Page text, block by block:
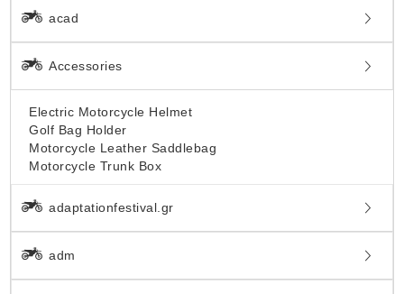
acad
Accessories
Electric Motorcycle Helmet
Golf Bag Holder
Motorcycle Leather Saddlebag
Motorcycle Trunk Box
adaptationfestival.gr
adm